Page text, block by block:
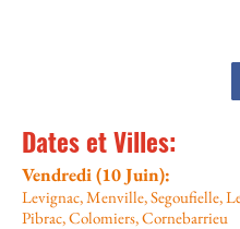
Dates et Villes:
Vendredi (10 Juin):
Levignac, Menville, Segoufielle,
Pibrac, Colomiers, Cornebarrieu